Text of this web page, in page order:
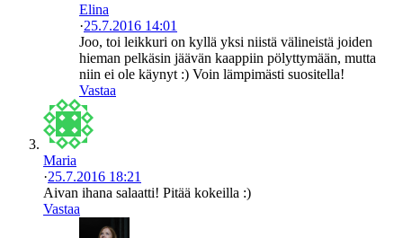
Elina
·25.7.2016 14:01
Joo, toi leikkuri on kyllä yksi niistä välineistä joiden
hieman pelkäsin jäävän kaappiin pölyttymään, mutta
niin ei ole käynyt :) Voin lämpimästi suositella!
Vastaa
Maria
·25.7.2016 18:21
Aivan ihana salaatti! Pitää kokeilla :)
Vastaa